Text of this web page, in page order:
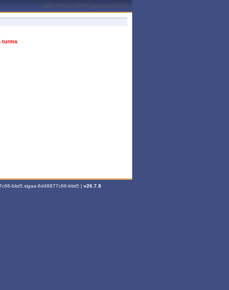
João Pessoa, 06 de Agosto de 2026
turma
blst5.sigaa-6d48877c66-blst5 | v26.7.8